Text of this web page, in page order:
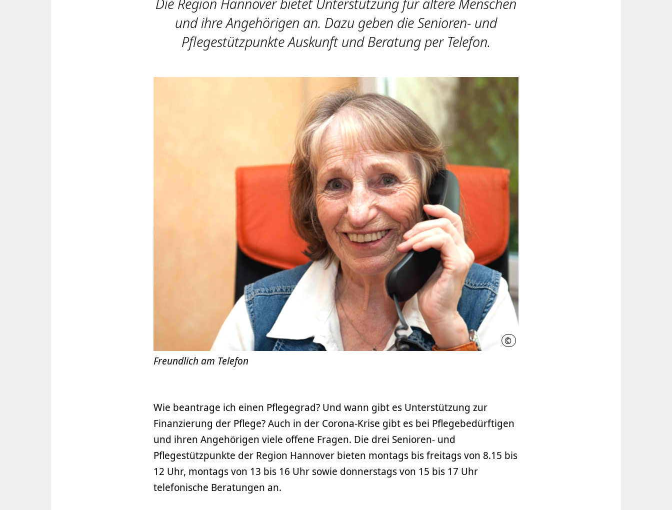
und ihre Angehörigen an. Dazu geben die Senioren- und
Pflegestützpunkte Auskunft und Beratung per Telefon.
© Thomas Langreder / Region Hannover
Freundlich am Telefon
Wie beantrage ich einen Pflegegrad? Und wann gibt es Unterstützung zur
Finanzierung der Pflege? Auch in der Corona-Krise gibt es bei Pflegebedürftigen
und ihren Angehörigen viele offene Fragen. Die drei Senioren- und
Pflegestützpunkte der Region Hannover bieten montags bis freitags von 8.15 bis
12 Uhr, montags von 13 bis 16 Uhr sowie donnerstags von 15 bis 17 Uhr
telefonische Beratungen an.